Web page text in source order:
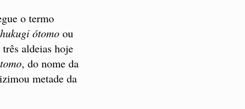
o termo
ótomoou
aldeias hoje
, do nome da
metade da